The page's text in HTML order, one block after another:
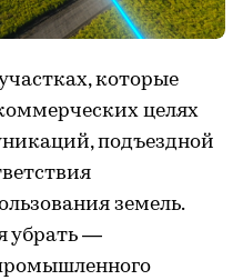
которые
целях
подъездной
земель.
убрать —